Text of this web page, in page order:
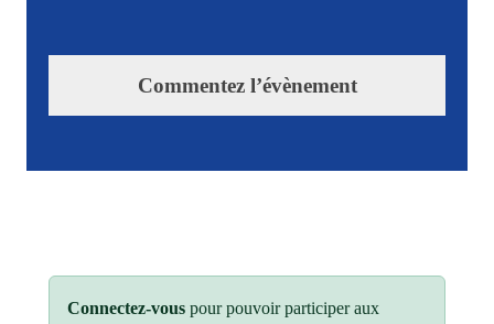
Commentez l’évènement
Connectez-vous pour pouvoir participer aux